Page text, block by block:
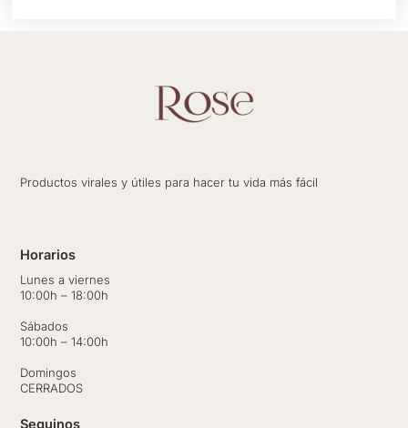
Productos virales y útiles para hacer tu vida más fácil
Horarios
Lunes a viernes
10:00h – 18:00h
Sábados
10:00h – 14:00h
Domingos
CERRADOS
Seguinos